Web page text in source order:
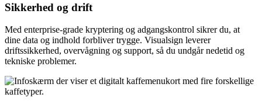
Sikkerhed og drift
Med enterprise-grade kryptering og adgangskontrol sikrer du, at
dine data og indhold forbliver trygge. Visualsign leverer
driftssikkerhed, overvågning og support, så du undgår nedetid og
tekniske problemer.